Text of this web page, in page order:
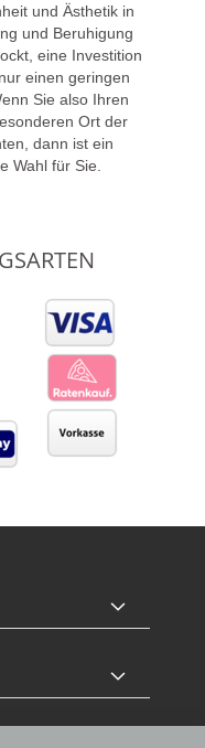
und Ästhetik in
und Beruhigung
eine Investition
einen geringen
Sie also Ihren
Ort der
dann ist ein
Wahl für Sie.